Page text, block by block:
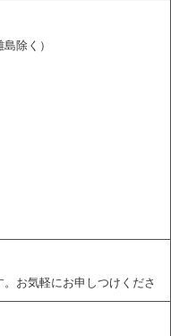
島除く）
お気軽にお申しつけくださ